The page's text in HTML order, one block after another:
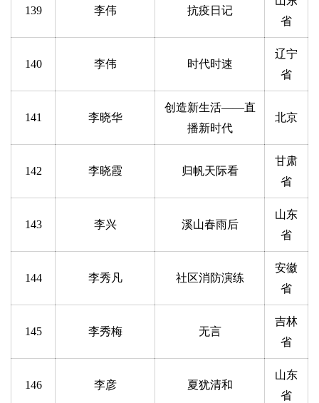
139 李伟 抗疫日记
省
140 李伟 时代时速
辽宁
省
141 李晓华
创造新生活——直
播新时代
北京
142 李晓霞 归帆天际看
甘肃
省
143 李兴 溪山春雨后
山东
省
144 李秀凡 社区消防演练
安徽
省
145 李秀梅 无言
吉林
省
146 李彦 夏犹清和
山东
省